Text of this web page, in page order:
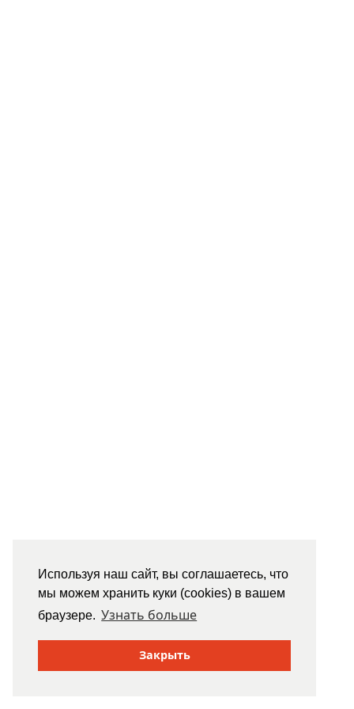
Используя наш сайт, вы соглашаетесь, что
мы можем хранить куки (cookies) в вашем
браузере. Узнать больше
Закрыть